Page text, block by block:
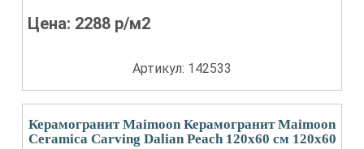
Цена: 2288 р/м2
Артикул: 142533
Керамогранит Maimoon Керамогранит Maimoon
Ceramica Carving Dalian Peach 120х60 см 120x60